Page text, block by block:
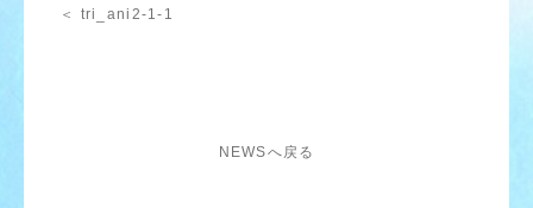
＜ tri_ani2-1-1
NEWSへ戻る